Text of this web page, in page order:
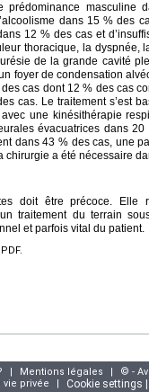
masculine
dans 15 % des
12 % des cas et
thoracique, la dyspnée,
de la grande cavité
foyer de condensation
cas dont 12 % des cas
cas. Le traitement s’est
une kinésithérapie
évacuatrices dans 20
dans 43 % des cas, une
a été nécessaire
doit être précoce. Elle
traitement du terrain
et parfois vital du patient.
Mentions légales
© -
vie privée Cookie settings